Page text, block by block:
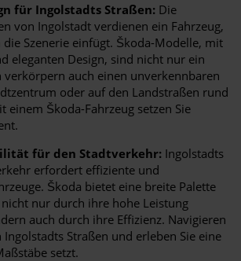
für Ingolstadts Straßen: Die
von Ingolstadt verdienen ein Fahrzeug,
die Szenerie einfügt. Škoda-Modelle, mit
eleganten Design, sind nicht nur ein
verkörpern auch einen unverkennbaren
oder auf den Landstraßen rund
einem Škoda-Fahrzeug setzen Sie
für den Stadtverkehr: Ingolstadts
erfordert effiziente und
Škoda bietet eine breite Palette
nur durch ihre hohe Leistung
auch durch ihre Effizienz. Navigieren
Straßen und erleben Sie eine
setzt.